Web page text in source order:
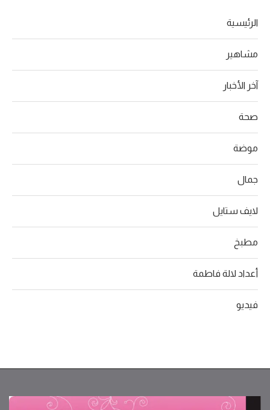
الرئيسية
مشاهير
آخر الأخبار
صحة
موضة
جمال
لايف ستايل
مطبخ
أعداد لالة فاطمة
فيديو